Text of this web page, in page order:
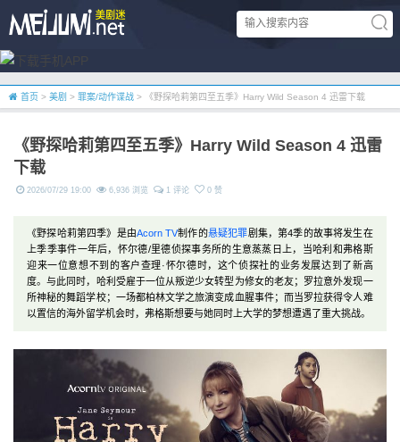
首页 > 美剧 > 罪案/动作谍战 > 《野探哈莉第四至五季》Harry Wild Season 4 迅雷下载
《野探哈莉第四至五季》Harry Wild Season 4 迅雷
下载
2026/07/29 19:00 6,936 浏览 1 评论 0 赞
《野探哈莉第四季》是由Acorn TV制作的悬疑犯罪剧集，第4季的故事将发生在
上季季事件一年后，怀尔德/里德侦探事务所的生意蒸蒸日上，当哈利和弗格斯
迎来一位意想不到的客户查理·怀尔德时，这个侦探社的业务发展达到了新高
度。与此同时，哈利受雇于一位从叛逆少女转型为修女的老友；罗拉意外发现一
所神秘的舞蹈学校；一场都柏林文学之旅演变成血腥事件；而当罗拉获得令人难
以置信的海外留学机会时，弗格斯想要与她同时上大学的梦想遭遇了重大挑战。